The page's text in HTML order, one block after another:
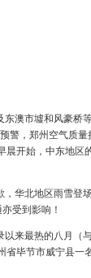
澳市墟和风豪桥
警，郑州空气质量
晨开始，中东地区
，华北地区雨雪登
受到影响！
以来最热的八月（
省毕节市威宁县一